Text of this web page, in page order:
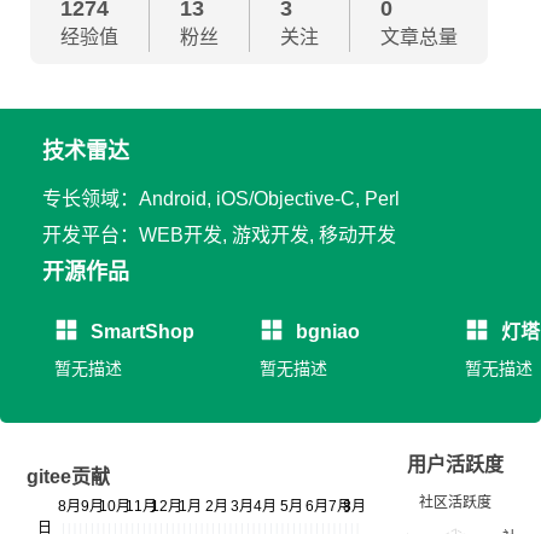
1274
经验值
13
粉丝
3
关注
0
文章总量
技术雷达
专长领域：Android, iOS/Objective-C, Perl
开发平台：WEB开发, 游戏开发, 移动开发
开源作品
SmartShop
暂无描述
bgniao
暂无描述
灯
暂无描述
gitee贡献
用户活跃度